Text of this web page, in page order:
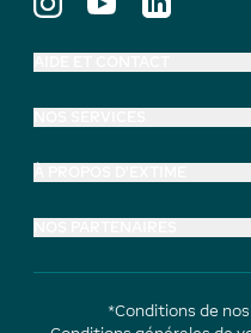
*Conditions de